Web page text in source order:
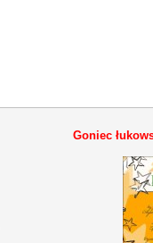
Goniec